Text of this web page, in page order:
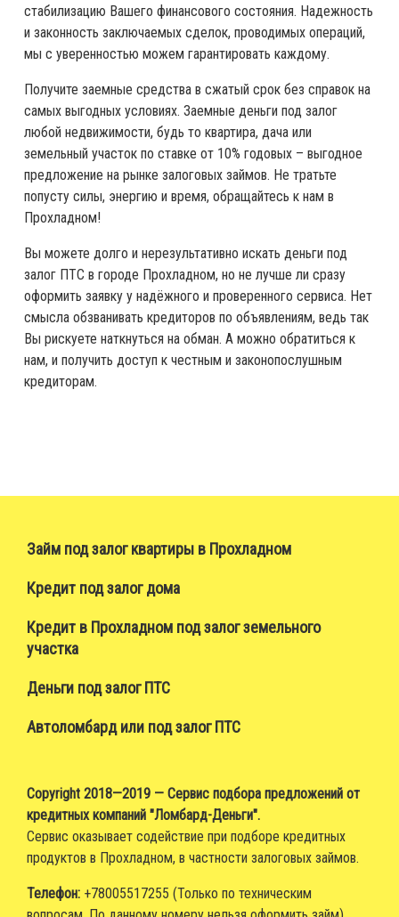
стабилизацию Вашего финансового состояния. Надежность
и законность заключаемых сделок, проводимых операций,
мы с уверенностью можем гарантировать каждому.
Получите заемные средства в сжатый срок без справок на
самых выгодных условиях. Заемные деньги под залог
любой недвижимости, будь то квартира, дача или
земельный участок по ставке от 10% годовых – выгодное
предложение на рынке залоговых займов. Не тратьте
попусту силы, энергию и время, обращайтесь к нам в
Прохладном!
Вы можете долго и нерезультативно искать деньги под
залог ПТС в городе Прохладном, но не лучше ли сразу
оформить заявку у надёжного и проверенного сервиса. Нет
смысла обзванивать кредиторов по объявлениям, ведь так
Вы рискуете наткнуться на обман. А можно обратиться к
нам, и получить доступ к честным и законопослушным
кредиторам.
Займ под залог квартиры в Прохладном
Кредит под залог дома
Кредит в Прохладном под залог земельного
участка
Деньги под залог ПТС
Автоломбард или под залог ПТС
Copyright 2018—2019 — Сервис подбора предложений от
кредитных компаний "Ломбард-Деньги".
Сервис оказывает содействие при подборе кредитных
продуктов в Прохладном, в частности залоговых займов.
Телефон: +78005517255 (Только по техническим